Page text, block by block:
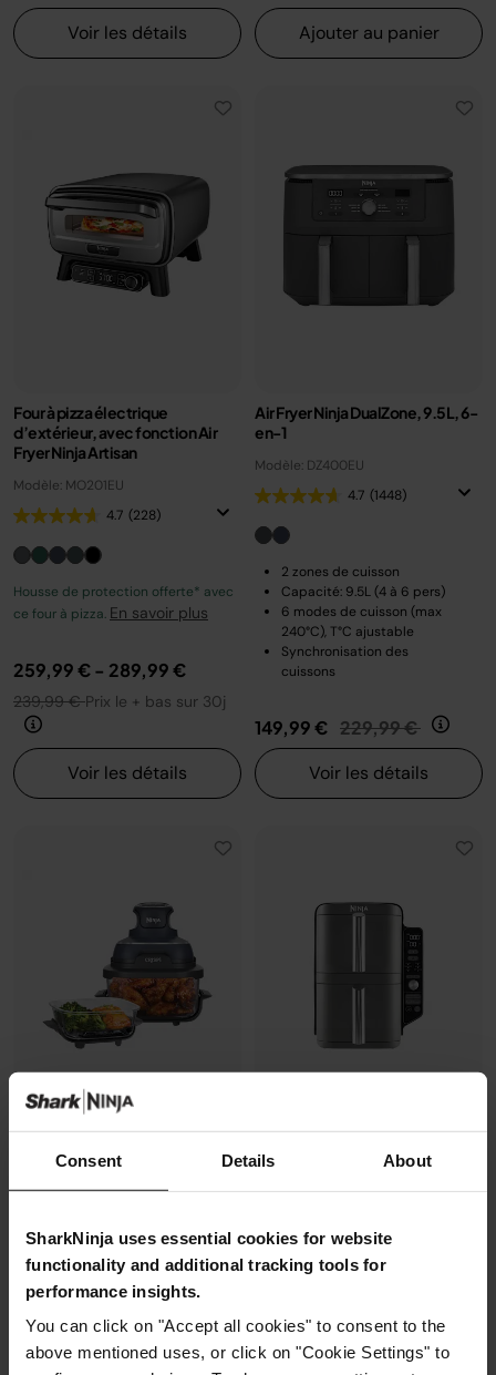
Consent Details About
SharkNinja uses essential cookies for website
functionality and additional tracking tools for
performance insights.
You can click on "Accept all cookies" to consent to the
above mentioned uses, or click on "Cookie Settings" to
Voir les détails
Ajouter au panier
Four à pizza électrique
d’extérieur, avec fonction Air
Fryer Ninja Artisan
Modèle: MO201EU
4.7 (228)
Housse de protection offerte* avec
ce four à pizza. En savoir plus
259,99 €- 289,99 €
239,99 €Prix le + bas sur 30j
Voir les détails
Air Fryer Ninja DualZone, 9.5L, 6-
en-1
Modèle: DZ400EU
4.7 (1448)
2 zones de cuisson
Capacité: 9.5L (4 à 6 pers)
6 modes de cuisson (max
240°C), T°C ajustable
Synchronisation des
cuissons
149,99 € Prix réduit de
229,99 € au
Voir les détails
Air Fryer modulaire en verre Ninja
CRISPi
4.3 (1075)
+2 couvercles
4 modes de cuisson
Air Fryer Ninja DoubleStack XL,
verticale, 9.5L, 6-en-1
4.3 (2176)
superposées
Gain de place, 30% moins